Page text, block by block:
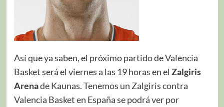
Así que ya saben, el próximo partido de Valencia
Basket será el viernes a las 19 horas en el Zalgiris
Arenade Kaunas. Tenemos un Zalgiris contra
Valencia Basket en España se podrá ver por